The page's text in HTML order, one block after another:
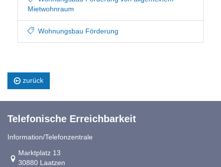
Mietwohnraum
Wohnungsbau Förderung
zurück
Telefonische Erreichbarkeit
Information/Telefonzentrale
Link zur Google-Maps Navigation
Marktplatz 13
30880 Laatzen